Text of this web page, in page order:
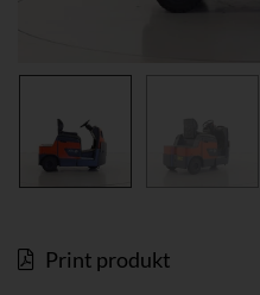
Print produkt